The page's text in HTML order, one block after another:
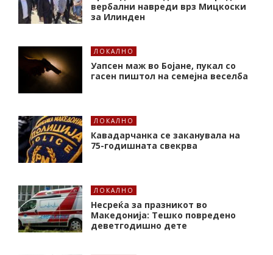
вербални навреди врз Мицкоски
за Илинден
ЛОКАЛНО
Уапсен маж во Бојане, пукал со
гасен пиштол на семејна веселба
ЛОКАЛНО
Кавадарчанка се заканувала на
75-годишната свекрва
ЛОКАЛНО
Несреќа за празникот во
Македонија: Тешко повредено
деветгодишно дете